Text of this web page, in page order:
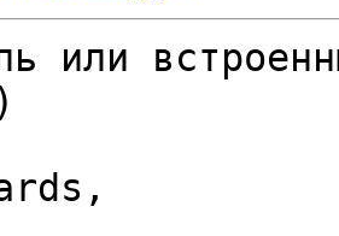
или